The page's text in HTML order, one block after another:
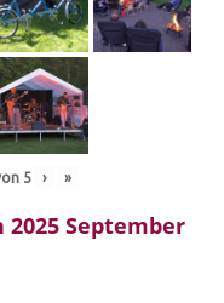
5 › »
2025 September